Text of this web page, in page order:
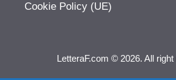
Cookie Policy (UE)
LetteraF.com © 2026. All